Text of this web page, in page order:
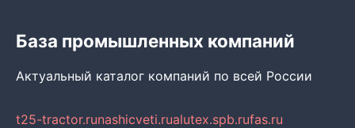
База промышленных компаний
Актуальный каталог компаний по всей России
t25-tractor.runashicveti.rualutex.spb.rufas.ru